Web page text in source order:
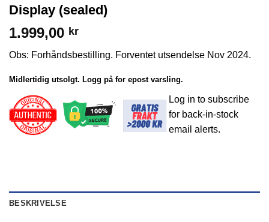
Display (sealed)
1.999,00 kr
Obs: Forhåndsbestilling. Forventet utsendelse Nov 2024.
Midlertidig utsolgt. Logg på for epost varsling.
Log in to subscribe
for back-in-stock
email alerts.
BESKRIVELSE